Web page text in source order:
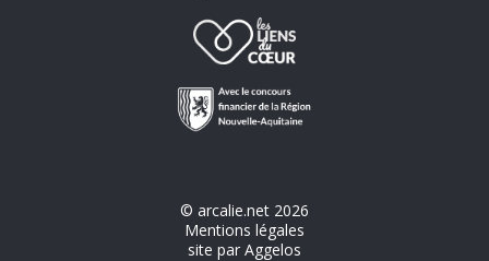
© arcalie.net 2026
Mentions légales
site par Aggelos